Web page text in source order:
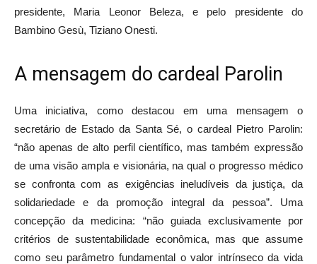
presidente, Maria Leonor Beleza, e pelo presidente do
Bambino Gesù, Tiziano Onesti.
A mensagem do cardeal Parolin
Uma iniciativa, como destacou em uma mensagem o
secretário de Estado da Santa Sé, o cardeal Pietro Parolin:
“não apenas de alto perfil científico, mas também expressão
de uma visão ampla e visionária, na qual o progresso médico
se confronta com as exigências ineludíveis da justiça, da
solidariedade e da promoção integral da pessoa”. Uma
concepção da medicina: “não guiada exclusivamente por
critérios de sustentabilidade econômica, mas que assume
como seu parâmetro fundamental o valor intrínseco da vida